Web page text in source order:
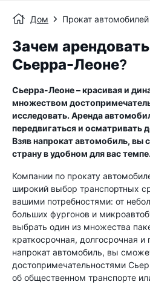
Дом Прокат
Зачем
Сьерра-Леоне?
Сьерра-Леоне – красивая и
множеством
исследовать. Аренда
передвигаться и осматривать
Взяв напрокат автомобиль, вы
страну в удобном для вас темпе.
Компании по прокату
широкий выбор транспортных
вашими потребностями: от
больших фургонов и
выбрать один из множества
краткосрочная, долгосрочная и
напрокат автомобиль, вы
достопримечательностями
об общественном транспорте